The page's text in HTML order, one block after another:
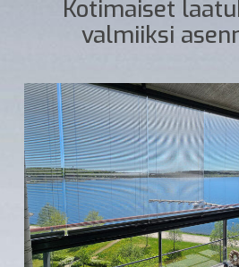
Kotimaiset
valmiiksi